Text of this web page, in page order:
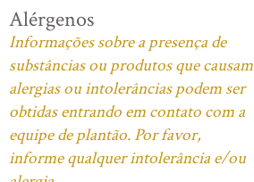
Alérgenos
Informações sobre a presença de
substâncias ou produtos que causam
alergias ou intolerâncias podem ser
obtidas entrando em contato com a
equipe de plantão. Por favor,
informe qualquer intolerância e/ou